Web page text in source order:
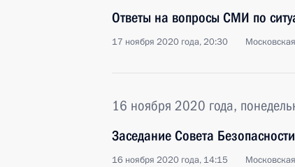
Ответы на вопросы СМИ по
17 ноября 2020 года, 20:30
16 ноября 2020 года,
Заседание Совета Безопасности
16 ноября 2020 года, 14:15